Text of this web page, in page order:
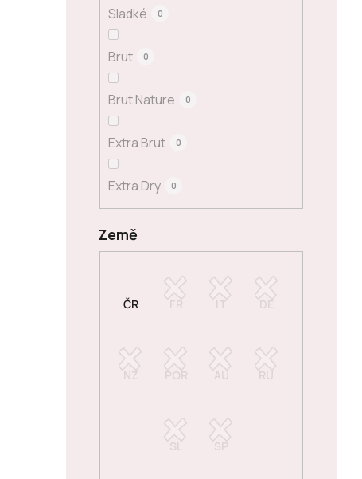
Země
Sladké 0
Brut 0
Brut Nature 0
Extra Brut 0
Extra Dry 0